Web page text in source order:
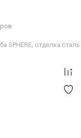
SPHERE, отделка